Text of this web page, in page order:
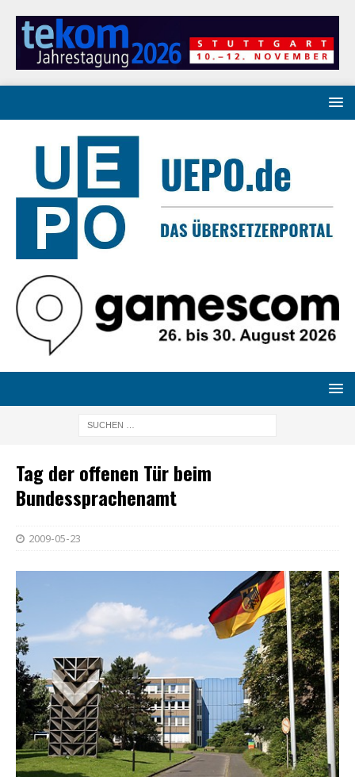
Tag der offenen Tür beim
Bundessprachenamt
2009-05-23